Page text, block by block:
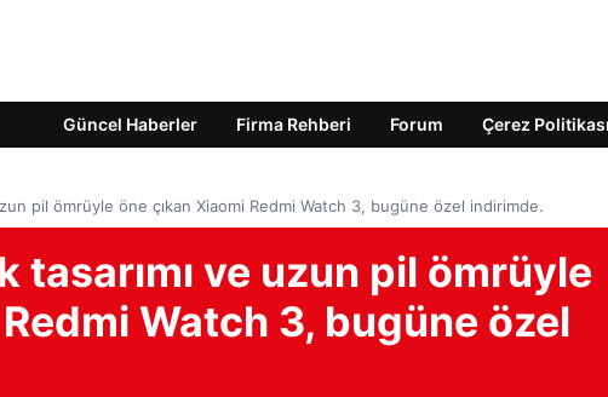
Güncel Haberler Firma Rehberi Forum Çerez Politikası
pil ömrüyle öne çıkan Xiaomi Redmi Watch 3, bugüne özel indirimde.
tasarımı ve uzun pil ömrüyle
Watch 3, bugüne özel